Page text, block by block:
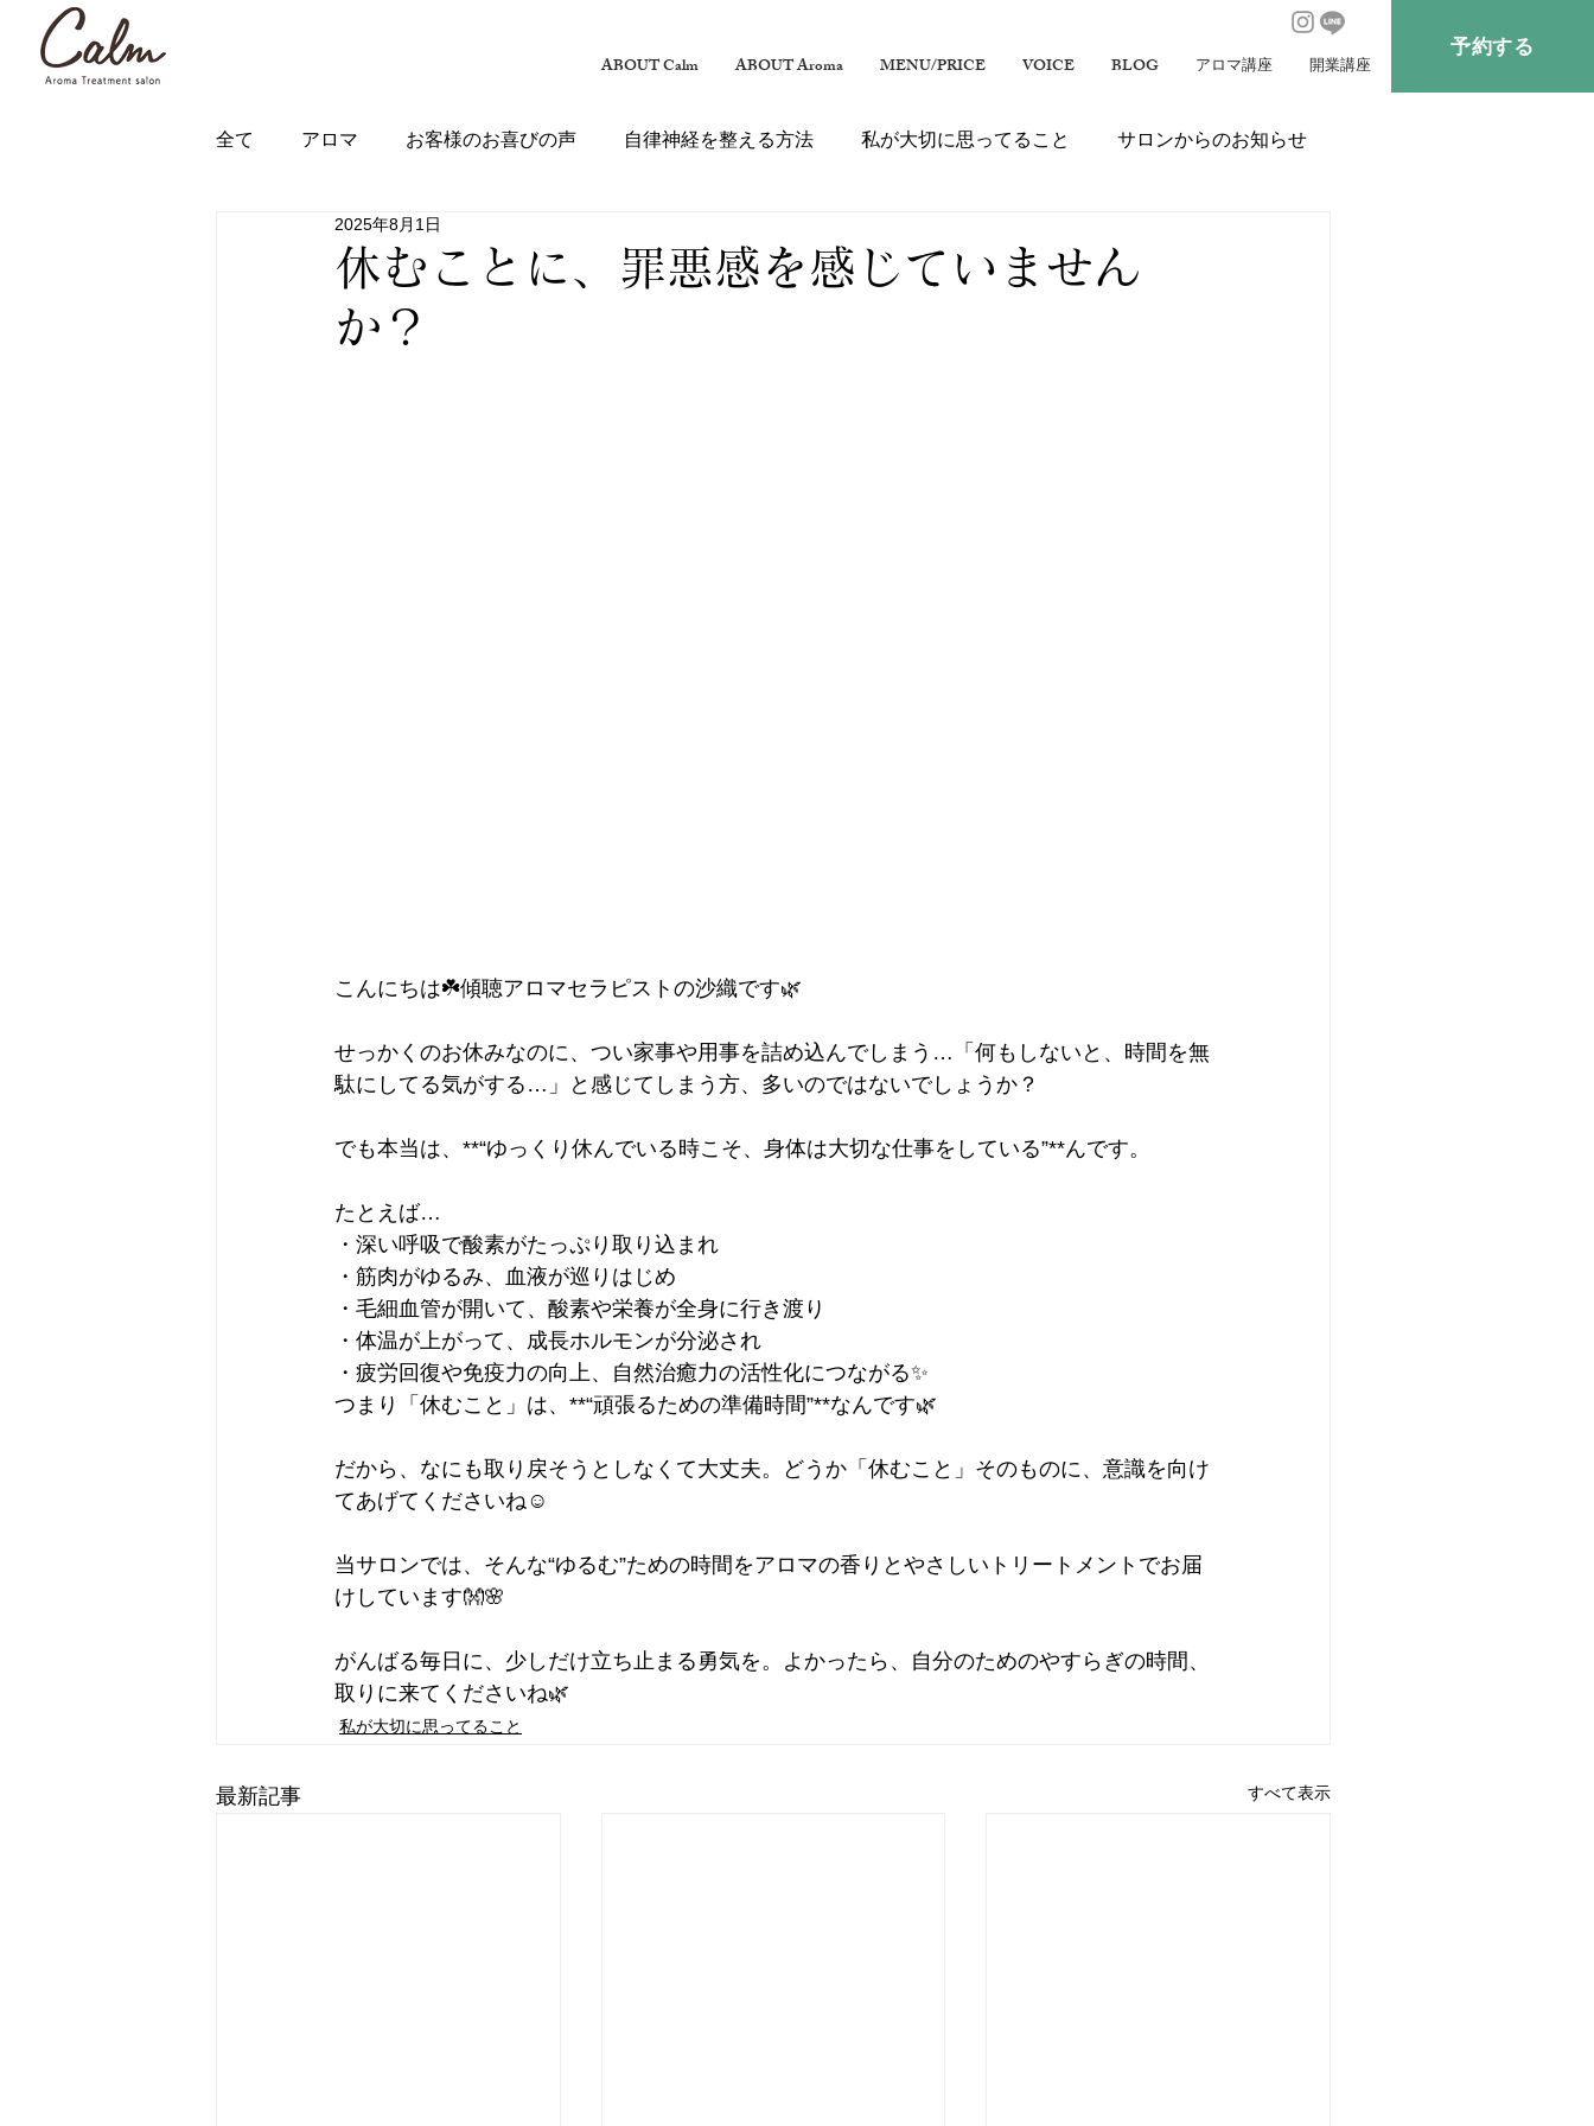
ABOUT Calm ABOUT Aroma MENU/PRICE VOICE BLOG アロマ講座 開業講座
予約する
全て アロマ お客様のお喜びの声 自律神経を整える方法 私が大切に思ってること サロンからのお知らせ
休むことに、罪悪感を感じていません
か？
2025年8月1日
こんにちは☘️傾聴アロマセラピストの沙織です🌿
せっかくのお休みなのに、つい家事や用事を詰め込んでしまう…「何もしないと、時間を無
駄にしてる気がする…」と感じてしまう方、多いのではないでしょうか？
でも本当は、**“ゆっくり休んでいる時こそ、身体は大切な仕事をしている”**んです。
たとえば…
・深い呼吸で酸素がたっぷり取り込まれ
・筋肉がゆるみ、血液が巡りはじめ
・毛細血管が開いて、酸素や栄養が全身に行き渡り
・体温が上がって、成長ホルモンが分泌され
・疲労回復や免疫力の向上、自然治癒力の活性化につながる✨
つまり「休むこと」は、**“頑張るための準備時間”**なんです🌿
だから、なにも取り戻そうとしなくて大丈夫。どうか「休むこと」そのものに、意識を向け
てあげてくださいね☺️
当サロンでは、そんな“ゆるむ”ための時間をアロマの香りとやさしいトリートメントでお届
けしています👐🌸
がんばる毎日に、少しだけ立ち止まる勇気を。よかったら、自分のためのやすらぎの時間、
取りに来てくださいね🌿
私が大切に思ってること
最新記事 すべて表示